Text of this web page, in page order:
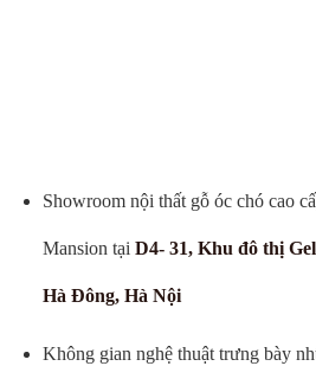
Showroom nội thất gỗ óc chó cao
Mansion tại D4- 31, Khu đô thị
Hà Đông, Hà Nội
Không gian nghệ thuật trưng bày